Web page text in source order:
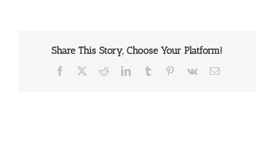
Share This Story, Choose Your Platform!
Facebook RedditLinkedInTumblr Pinterest
Vk Email